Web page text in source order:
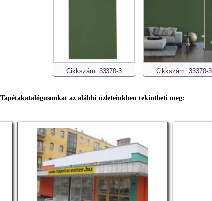
Cikkszám: 33370-3 Cikkszám: 33370-3
Tapétakatalógusunkat az alábbi üzleteinkben tekintheti meg: